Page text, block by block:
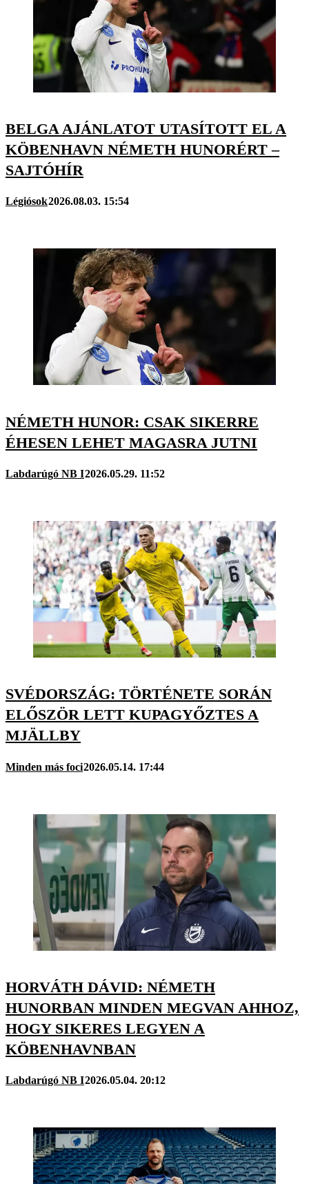
BELGA AJÁNLATOT UTASÍTOTT EL A
KÖBENHAVN NÉMETH HUNORÉRT –
SAJTÓHÍR
Légiósok2026.08.03. 15:54
NÉMETH HUNOR: CSAK SIKERRE
ÉHESEN LEHET MAGASRA JUTNI
Labdarúgó NB I2026.05.29. 11:52
SVÉDORSZÁG: TÖRTÉNETE SORÁN
ELŐSZÖR LETT KUPAGYŐZTES A
MJÄLLBY
Minden más foci2026.05.14. 17:44
HORVÁTH DÁVID: NÉMETH
HUNORBAN MINDEN MEGVAN AHHOZ,
HOGY SIKERES LEGYEN A
KÖBENHAVNBAN
Labdarúgó NB I2026.05.04. 20:12